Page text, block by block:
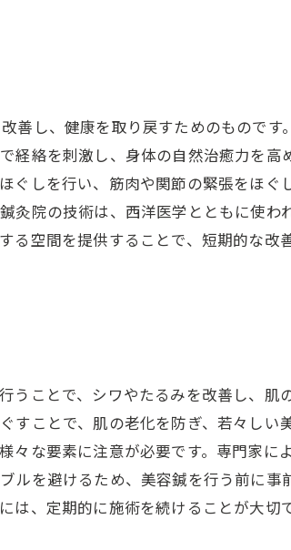
し、健康を取り戻すためのもので
絡を刺激し、身体の自然治癒力を高
しを行い、筋肉や関節の緊張をほぐ
院の技術は、西洋医学とともに使わ
空間を提供することで、短期的な改
ことで、シワやたるみを改善し、肌
ことで、肌の老化を防ぎ、若々しい
な要素に注意が必要です。専門家に
を避けるため、美容鍼を行う前に
、定期的に施術を続けることが大切で